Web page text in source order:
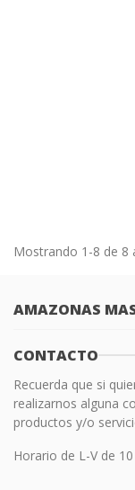
Mostrando 1-8 de 8
AMAZONAS
CONTACTO
Recuerda que si
realizarnos alguna
productos y/o
Horario de L-V de